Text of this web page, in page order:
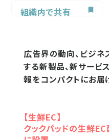
組織内で共有
広告界の動向、ビジネ
する新製品、新サービ
報をコンパクトにお届
【生鮮EC】
クックパッドの生鮮